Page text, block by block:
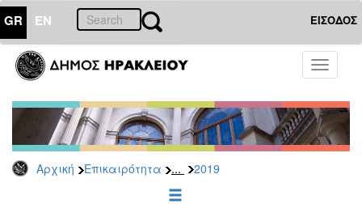
GR EN ΕΙΣΟΔΟΣ
Toggle
Αρχική Επικαιρότητα ... 2019
ΕΠΙΚΑΙΡΟΤΗΤΑ
Τύπου
Αρχείο
2026
2025